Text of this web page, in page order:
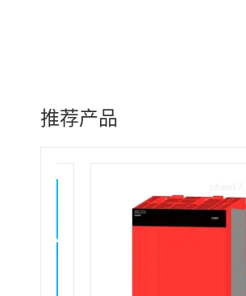
推荐产品